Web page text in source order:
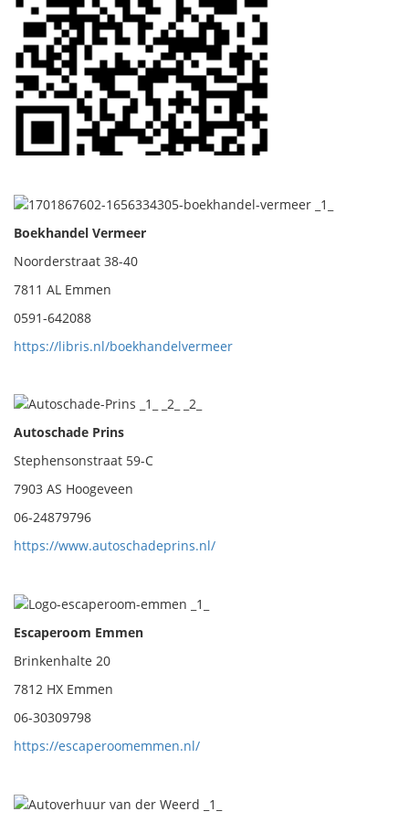
Boekhandel Vermeer
Noorderstraat 38-40
7811 AL Emmen
0591-642088
https://libris.nl/boekhandelvermeer
Autoschade Prins
Stephensonstraat 59-C
7903 AS Hoogeveen
06-24879796
https://www.autoschadeprins.nl/
Escaperoom Emmen
Brinkenhalte 20
7812 HX Emmen
06-30309798
https://escaperoomemmen.nl/